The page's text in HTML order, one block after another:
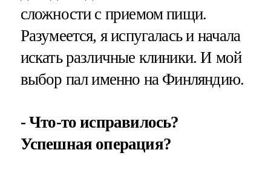
сложности с приемом пищи.
Разумеется, я испугалась и начала
искать различные клиники. И мой
выбор пал именно на Финляндию.
- Что-то исправилось?
Успешная операция?